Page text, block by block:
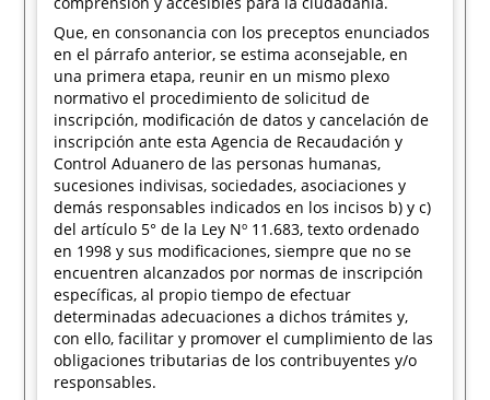
Que, en consonancia con los preceptos enunciados
en el párrafo anterior, se estima aconsejable, en
una primera etapa, reunir en un mismo plexo
normativo el procedimiento de solicitud de
inscripción, modificación de datos y cancelación de
inscripción ante esta Agencia de Recaudación y
Control Aduanero de las personas humanas,
sucesiones indivisas, sociedades, asociaciones y
demás responsables indicados en los incisos b) y c)
del artículo 5° de la Ley Nº 11.683, texto ordenado
en 1998 y sus modificaciones, siempre que no se
encuentren alcanzados por normas de inscripción
específicas, al propio tiempo de efectuar
determinadas adecuaciones a dichos trámites y,
con ello, facilitar y promover el cumplimiento de las
obligaciones tributarias de los contribuyentes y/o
responsables.